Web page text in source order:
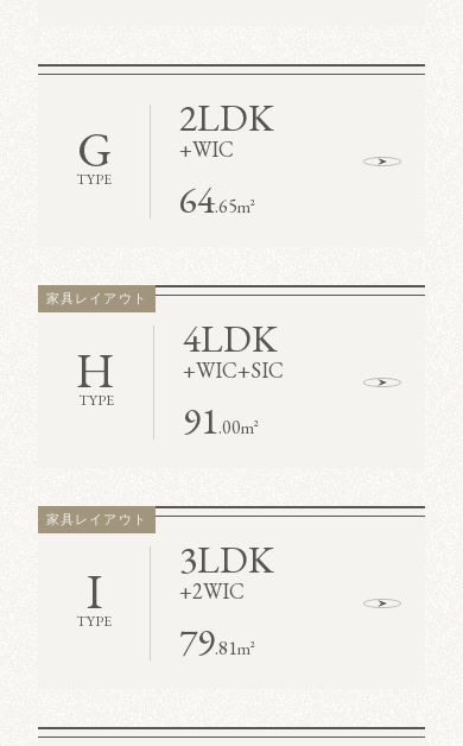
G
TYPE
2LDK
+WIC
64.65m²
家具レイアウト
H
TYPE
4LDK
+WIC+SIC
91.00m²
家具レイアウト
I
TYPE
3LDK
+2WIC
79.81m²